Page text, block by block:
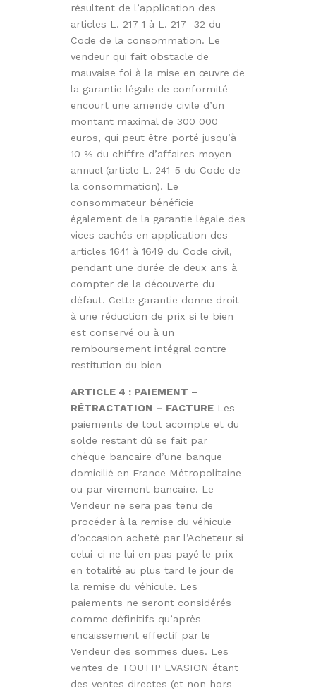
résultent de l’application des
articles L. 217-1 à L. 217- 32 du
Code de la consommation. Le
vendeur qui fait obstacle de
mauvaise foi à la mise en œuvre de
la garantie légale de conformité
encourt une amende civile d’un
montant maximal de 300 000
euros, qui peut être porté jusqu’à
10 % du chiffre d’affaires moyen
annuel (article L. 241-5 du Code de
la consommation). Le
consommateur bénéficie
également de la garantie légale des
vices cachés en application des
articles 1641 à 1649 du Code civil,
pendant une durée de deux ans à
compter de la découverte du
défaut. Cette garantie donne droit
à une réduction de prix si le bien
est conservé ou à un
remboursement intégral contre
restitution du bien
ARTICLE 4 : PAIEMENT –
RÉTRACTATION – FACTURE Les
paiements de tout acompte et du
solde restant dû se fait par
chèque bancaire d’une banque
domicilié en France Métropolitaine
ou par virement bancaire. Le
Vendeur ne sera pas tenu de
procéder à la remise du véhicule
d’occasion acheté par l’Acheteur si
celui-ci ne lui en pas payé le prix
en totalité au plus tard le jour de
la remise du véhicule. Les
paiements ne seront considérés
comme définitifs qu’après
encaissement effectif par le
Vendeur des sommes dues. Les
ventes de TOUTIP EVASION étant
des ventes directes (et non hors